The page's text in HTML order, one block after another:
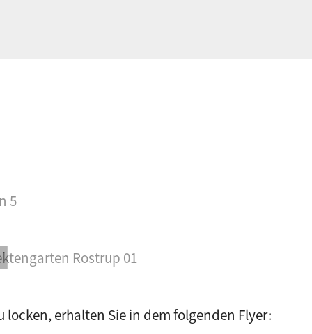
erhalten Sie in dem folgenden Flyer: